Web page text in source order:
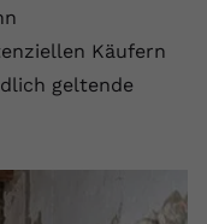
Käufern
geltende